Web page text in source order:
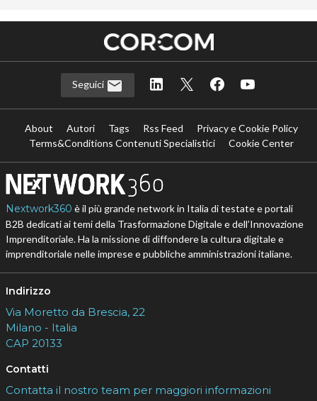
Seguici
About Autori Tags Rss Feed
Privacy e Cookie Policy
Terms&Conditions Contenuti Specialistici
Cookie Center
Nextwork360 è il più grande network in Italia di testate e portali
B2B dedicati ai temi della Trasformazione Digitale e dell’Innovazione
Imprenditoriale. Ha la missione di diffondere la cultura digitale e
imprenditoriale nelle imprese e pubbliche amministrazioni italiane.
Indirizzo
Via Moretto da Brescia, 22
Milano - Italia
CAP 20133
Contatti
Contatta il nostro team per maggiori informazioni